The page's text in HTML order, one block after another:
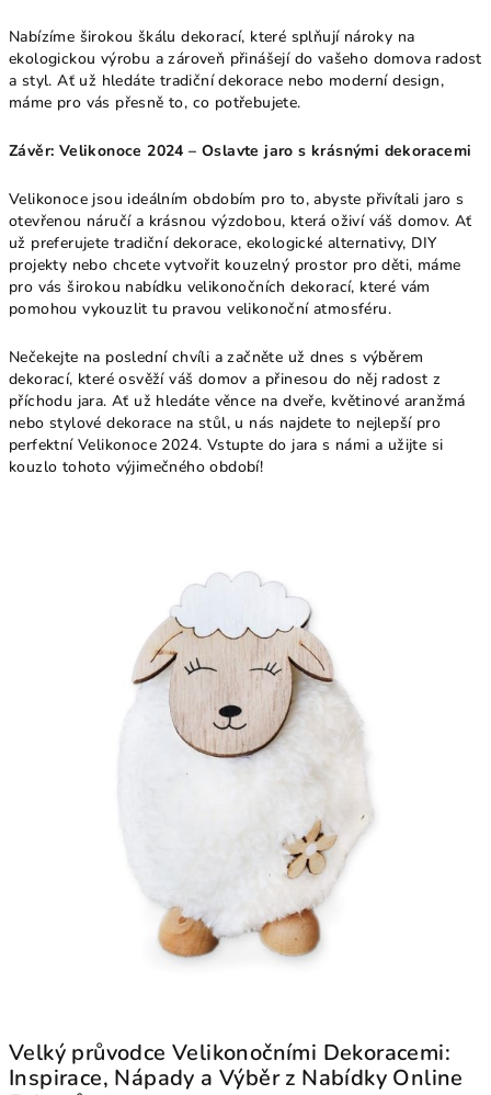
Nabízíme širokou škálu dekorací, které splňují nároky na
ekologickou výrobu a zároveň přinášejí do vašeho domova radost
a styl. Ať už hledáte tradiční dekorace nebo moderní design,
máme pro vás přesně to, co potřebujete.
Závěr: Velikonoce 2024 – Oslavte jaro s krásnými dekoracemi
Velikonoce jsou ideálním obdobím pro to, abyste přivítali jaro s
otevřenou náručí a krásnou výzdobou, která oživí váš domov. Ať
už preferujete tradiční dekorace, ekologické alternativy, DIY
projekty nebo chcete vytvořit kouzelný prostor pro děti, máme
pro vás širokou nabídku velikonočních dekorací, které vám
pomohou vykouzlit tu pravou velikonoční atmosféru.
Nečekejte na poslední chvíli a začněte už dnes s výběrem
dekorací, které osvěží váš domov a přinesou do něj radost z
příchodu jara. Ať už hledáte věnce na dveře, květinové aranžmá
nebo stylové dekorace na stůl, u nás najdete to nejlepší pro
perfektní Velikonoce 2024. Vstupte do jara s námi a užijte si
kouzlo tohoto výjimečného období!
Velký průvodce Velikonočními Dekoracemi:
Inspirace, Nápady a Výběr z Nabídky Online